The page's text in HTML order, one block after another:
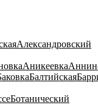
Александровский
Аникеевка
Балтийская
Ботанический